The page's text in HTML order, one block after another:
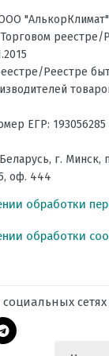
длина
высота
режим
температура
блока, кг
помещения,
"АлькорКлимат"
реестре/
Реестре
ЕГР: 193056285
, г. Минск,
оф. 444
обработки
обработки
сетях